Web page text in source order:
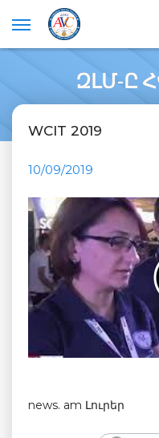
ԶԼՄ-Ը
WCIT 2019
10/09/2019
news. am Լուրեր